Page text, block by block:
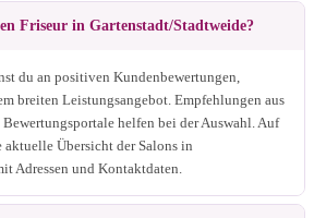
Friseur in Gartenstadt/Stadtweide?
du an positiven Kundenbewertungen,
breiten Leistungsangebot. Empfehlungen aus
helfen bei der Auswahl. Auf
Übersicht der Salons in
Adressen und Kontaktdaten.